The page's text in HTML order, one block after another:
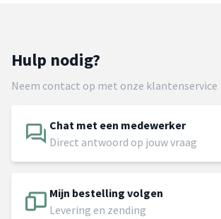
Hulp nodig?
Neem contact op met onze klantenservice
Chat met een medewerker
Direct antwoord op jouw vraag
Mijn bestelling volgen
Levering en zending